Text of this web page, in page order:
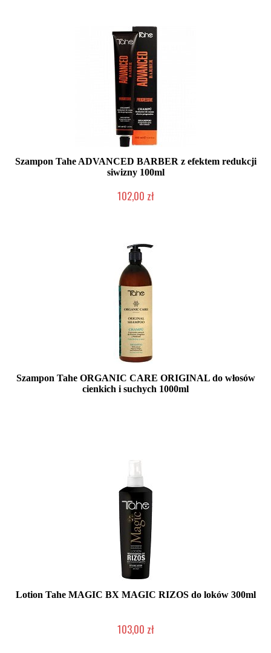
Szampon Tahe ADVANCED BARBER z efektem redukcji
siwizny 100ml
102,00 zł
Szampon Tahe ORGANIC CARE ORIGINAL do włosów
cienkich i suchych 1000ml
Lotion Tahe MAGIC BX MAGIC RIZOS do loków 300ml
103,00 zł